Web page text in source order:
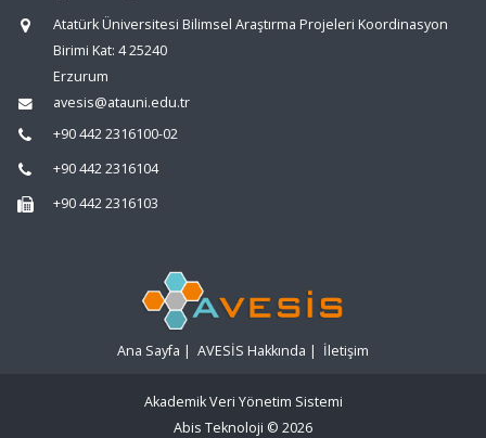
Atatürk Üniversitesi Bilimsel Araştırma Projeleri Koordinasyon
Birimi Kat: 4 25240
Erzurum
avesis@atauni.edu.tr
+90 442 2316100-02
+90 442 2316104
+90 442 2316103
Ana Sayfa | AVESİS Hakkında | İletişim
Akademik Veri Yönetim Sistemi
Abis Teknoloji © 2026